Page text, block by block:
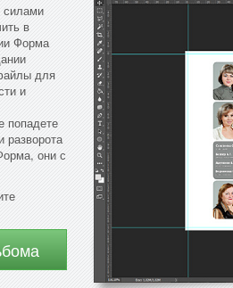
силами
в
Форма
для
и
попадете
разворота
они с